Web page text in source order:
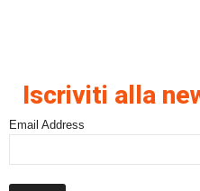
Iscriviti alla
Email Address